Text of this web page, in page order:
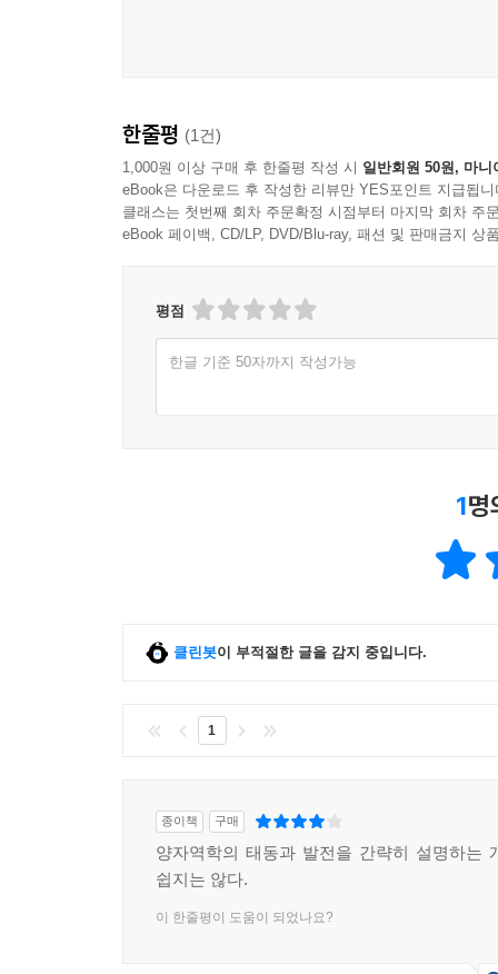
이지만 임의의 복잡성을 가진 일반적인 계에 대해
지에서는 잘 작동하지만 높은 에너지에서는 더
은 유사한 아이디어로, 이 아이디어에서 에너지보
세상은 왜 이런 모습일까? 인류는 양자역학을 발
고 양자역학은 놀라울 정도로 아름답고 인류 지
원자 입자를 우주의 웅장함과 이어준다는 것을
한줄평 (1건)
1,000원 이상 구매 후 한줄평 작성 시 일반회원 50원, 마니
eBook은 다운로드 후 작성한 리뷰만 YES포인트 지급됩니
클래스는 첫번째 회차 주문확정 시점부터 마지막 회차 주
eBook 페이백, CD/LP, DVD/Blu-ray, 패션 및 판매금지 상
평점
한글 기준 50자까지 작성가능
1명
클린봇이 부적절한 글을 감지 중입니다.
1
종이책 구매
양자역학의 태동과 발전을 간략히 설명하는
쉽지는 않다.
이 한줄평이 도움이 되었나요?